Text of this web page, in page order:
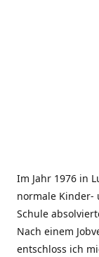
Im Jahr 1976 in
normale Kinder-
Schule
Nach einem
entschloss ich